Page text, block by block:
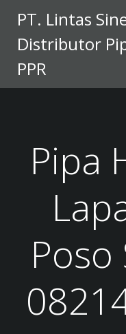
PT. Lintas
Distributor
PPR
Pipa